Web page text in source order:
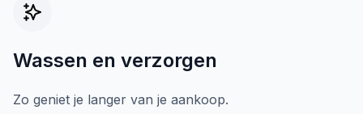
Wassen en verzorgen
Zo geniet je langer van je aankoop.